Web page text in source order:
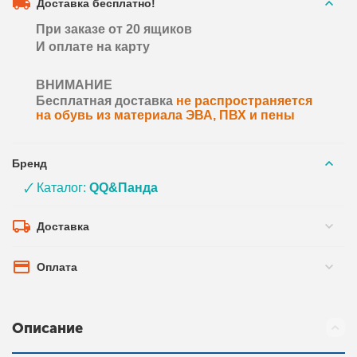
Доставка бесплатно!
При заказе от 20 ящиков
И оплате на карту
ВНИМАНИЕ
Бесплатная доставка не распространяется
на обувь из материала ЭВА, ПВХ и пены
Бренд
🗸 Каталог:QQ&Панда
Доставка
Оплата
Описание